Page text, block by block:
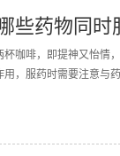
些药物同时
杯咖啡，即提神又怡情
，服药时需要注意与